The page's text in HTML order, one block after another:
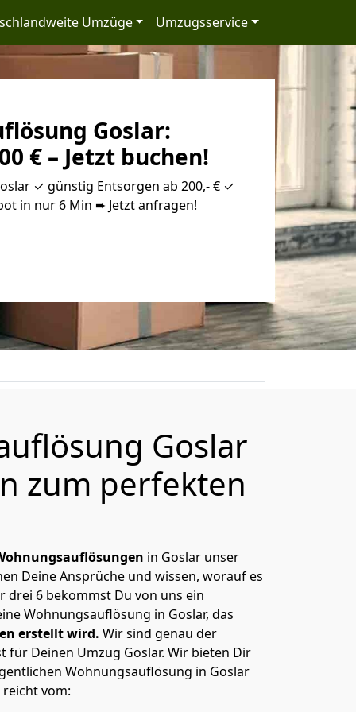
Umzüge Umzugsservice
Goslar:
€ – Jetzt buchen!
✓ günstig Entsorgen ab 200,- € ✓
in nur 6 Min ➨ Jetzt anfragen!
Goslar
zum perfekten
in Goslar unser
Deine Ansprüche und wissen, worauf es
6 bekommst Du von uns ein
Wohnungsauflösung in Goslar, das
erstellt wird. Wir sind genau der
für Deinen Umzug Goslar. Wir bieten Dir
Wohnungsauflösung in Goslar
vom: